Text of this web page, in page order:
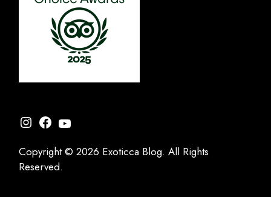
Instagram
Facebook
YouTube
Copyright © 2026 Exoticca Blog. All Rights
Reserved.